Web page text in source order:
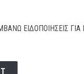
ΕΙΔΟΠΟΙΉΣΕΙΣ